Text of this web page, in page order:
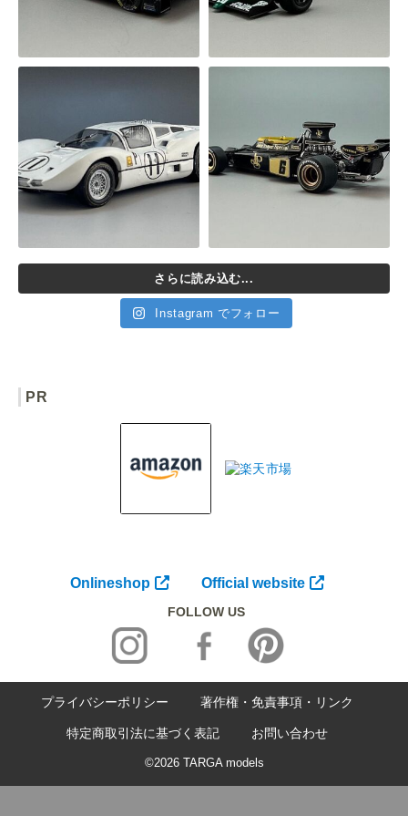
さらに読み込む...
Instagram でフォロー
PR
Onlineshop Official website
FOLLOW US
プライバシーポリシー 著作権・免責事項・リンク
特定商取引法に基づく表記 お問い合わせ
©2026 TARGA models